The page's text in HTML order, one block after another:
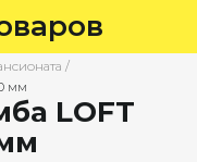
/
мм
LOFT